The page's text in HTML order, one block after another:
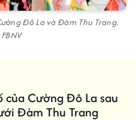
Đô La và Đàm Thu Trang.
của Cường Đô La sau
Đàm Thu Trang